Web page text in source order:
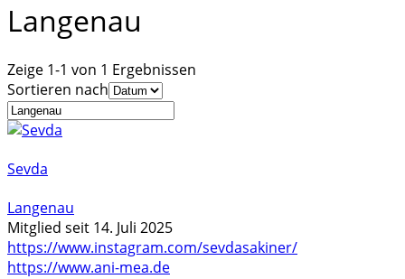
Langenau
Zeige 1-1 von 1 Ergebnissen
Sortieren nach
Sevda
Langenau
Mitglied seit 14. Juli 2025
https://www.instagram.com/sevdasakiner/
https://www.ani-mea.de